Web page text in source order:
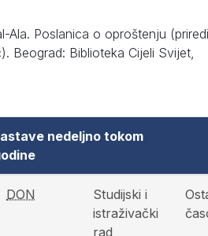
Ala. Poslanica o oproštenju
Beograd: Biblioteka Cijeli Svijet,
nedeljno tokom
DON
Studijski i
istraživački
rad